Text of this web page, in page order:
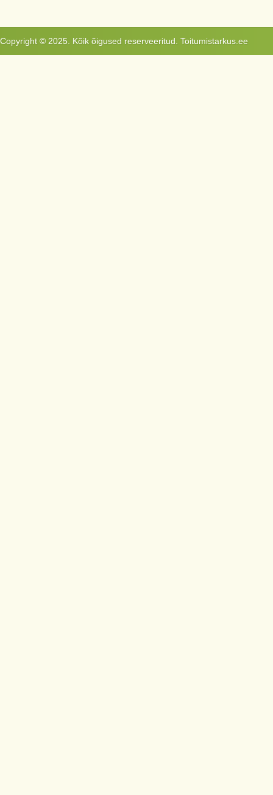
Copyright © 2025. Kõik õigused reserveeritud. Toitumistarkus.ee